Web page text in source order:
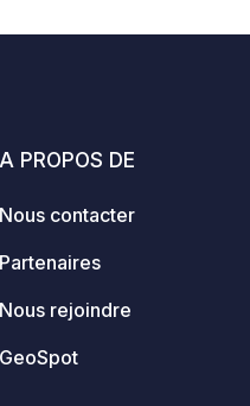
A PROPOS DE
Nous contacter
Partenaires
Nous rejoindre
GeoSpot